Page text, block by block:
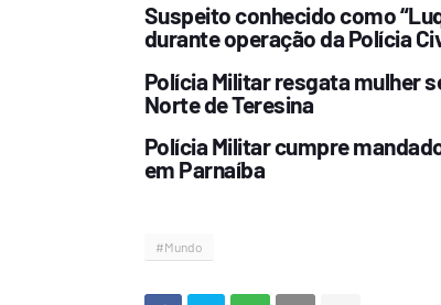
Suspeito conhecido como
durante operação da Polícia
Polícia Militar resgata mulher
Norte de Teresina
Polícia Militar cumpre
em Parnaíba
#Mundo